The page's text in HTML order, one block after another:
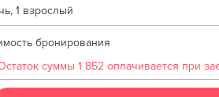
1 взрослый
бронирования
суммы 1 852 оплачивается при